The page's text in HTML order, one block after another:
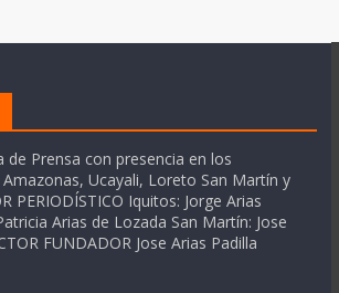
de Prensa con presencia en los
Ucayali, Loreto San Martín y
PERIODÍSTICO Iquitos: Jorge Arias
Arias de Lozada San Martín: Jose
FUNDADOR Jose Arias Padilla